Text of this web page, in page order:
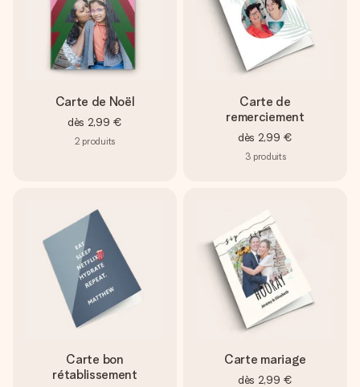
Carte de Noël
dès 2,99 €
2 produits
Carte de
remerciement
dès 2,99 €
3 produits
Carte bon
rétablissement
Carte mariage
dès 2,99 €